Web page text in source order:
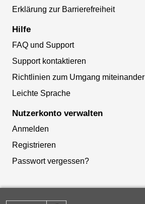
Erklärung zur Barrierefreiheit
Hilfe
FAQ und Support
Support kontaktieren
Richtlinien zum Umgang miteinander
Leichte Sprache
Nutzerkonto verwalten
Anmelden
Registrieren
Passwort vergessen?